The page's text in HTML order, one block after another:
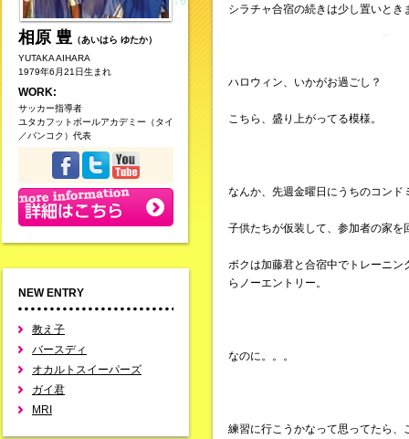
相原 豊 （あいはら ゆたか）
YUTAKA AIHARA
1979年6月21日生まれ
WORK:
サッカー指導者
ユタカフットボールアカデミー（タイ
／バンコク）代表
NEW ENTRY
教え子
バースディ
オカルトスイーパーズ
ガイ君
MRI
シラチャ合宿の続きは少し置いとき
ハロウィン、いかがお過ごし？
こちら、盛り上がってる模様。
なんか、先週金曜日にうちのコン
子供たちが仮装して、参加者の家を
ボクは加藤君と合宿中でトレーニ
らノーエントリー。
なのに。。。
練習に行こうかなって思ってたら